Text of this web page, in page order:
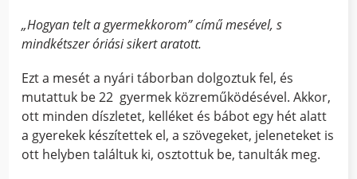
„Hogyan telt a gyermekkorom” című mesével, s
mindkétszer óriási sikert aratott.
Ezt a mesét a nyári táborban dolgoztuk fel, és
mutattuk be 22 gyermek közreműködésével. Akkor,
ott minden díszletet, kelléket és bábot egy hét alatt
a gyerekek készítettek el, a szövegeket, jeleneteket is
ott helyben találtuk ki, osztottuk be, tanulták meg.